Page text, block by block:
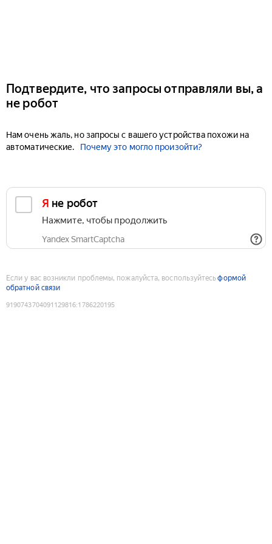
Подтвердите, что запросы отправляли вы, а
не робот
Нам очень жаль, но запросы с вашего устройства похожи на
автоматические.
Почему это могло произойти?
Я не робот
Нажмите, чтобы продолжить
Yandex SmartCaptcha
Если у вас возникли проблемы, пожалуйста, воспользуйтесьформой
обратной связи
9190743704091129816:1786220195